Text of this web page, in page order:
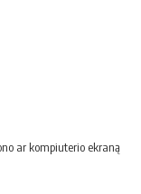
ar kompiuterio ekraną